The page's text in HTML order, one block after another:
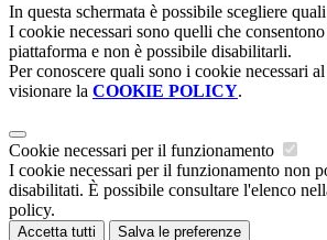
In questa schermata è possibile scegliere
I cookie necessari sono quelli che
piattaforma e non è possibile disabilitarli.
Per conoscere quali sono i cookie necessari
visionare la COOKIE POLICY.
Cookie necessari per il funzionamento
I cookie necessari per il funzionamento non
disabilitati. È possibile consultare l'elenco
policy.
Accetta tutti Salva le preferenze